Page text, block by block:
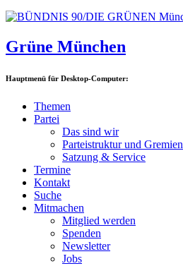
Grüne München
Hauptmenü für Desktop-Computer:
Themen
Partei
Das sind wir
Parteistruktur und Gremien
Satzung & Service
Termine
Kontakt
Suche
Mitmachen
Mitglied werden
Spenden
Newsletter
Jobs